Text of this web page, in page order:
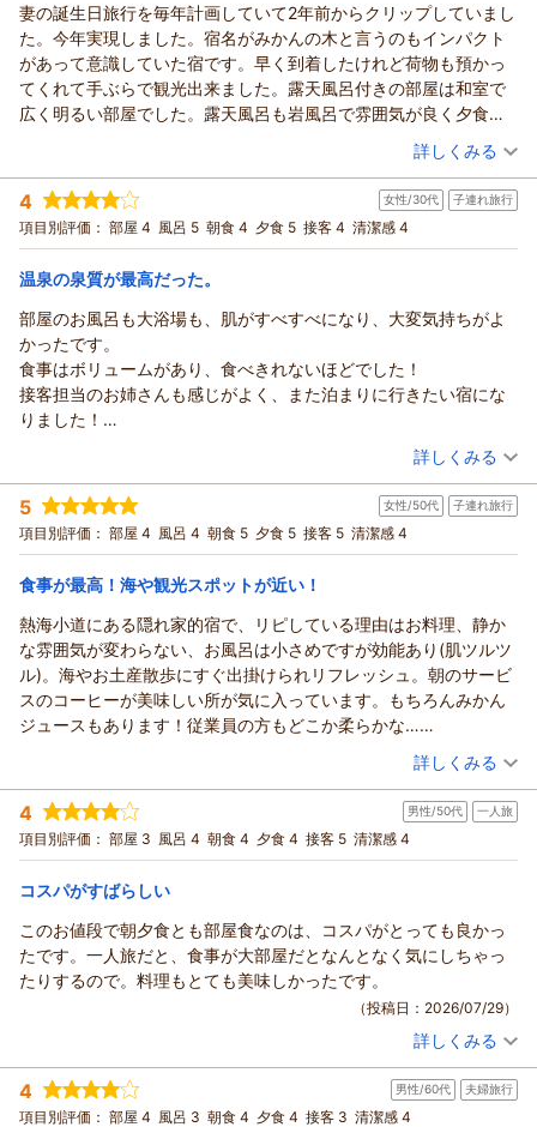
妻の誕生日旅行を毎年計画していて2年前からクリップしていまし
た。今年実現しました。宿名がみかんの木と言うのもインパクト
があって意識していた宿です。早く到着したけれど荷物も預かっ
てくれて手ぶらで観光出来ました。露天風呂付きの部屋は和室で
広く明るい部屋でした。露天風呂も岩風呂で雰囲気が良く夕食前
に2回も入りました。適温でゆっくり足を伸ばして気持ち良かった
です。夕食も部屋食で配膳の男の方もテキパキとこなしていて話
をしてもとてもソフトな話し方で好感持ちました。お刺身中心の
メニューで舟盛りの大漁旗には私どもの名前が書いてあり何枚も
写真を撮りました。朝食、夕食共に丁度良い量で大変美味しかっ
を引きました。スタッフさんの対応も優しく部屋に案内してくれ
た外国のスタッフの女性も日本語が上手でわかりやすかったで
す。2年前からクリップしておいて念願の宿泊が出来て尚且つスタ
ッフさんの対応や静かでゆっくり出来る部屋、美味しい食事、何
もかも大満足でした。妻も喜んでいたのでいい誕生日プレゼント
にもなりました。ありがとうございました。
（投稿日：2026/08/02）
宿泊時期： 2026年07月宿泊 (夫婦旅行)
投稿者： ひでさん(男性/60代)
宿泊プラン： 【お刺身好きのためのプラン】*鮮度抜群*のお刺身を豪華舟盛
りでたっぷり堪能！大漁旗付き♪【部屋食】
和室 朝・夕
宿泊価格帯： 24,001～25,000円(大人一人あたり/税込)
詳しくみる
4 女性/30代 子連れ旅行
項目別評価： 部屋 4 風呂 5 朝食 4 夕食 5 接客 4 清潔感 4
温泉の泉質が最高だった。
部屋のお風呂も大浴場も、肌がすべすべになり、大変気持ちがよ
かったです。
食事はボリュームがあり、食べきれないほどでした！
接客担当のお姉さんも感じがよく、また泊まりに行きたい宿にな
りました！
（投稿日：2026/07/31）
宿泊時期： 2026年07月宿泊 (子連れ旅行)
投稿者： ゆかちゃんさん
宿泊プラン： 【スタンダード料理】迷ったらコレ！当館名物《金目鯛の姿煮
付》基本料理を堪能★【お部屋食】
和室 朝・夕
朝/部屋出し
夕/部屋出し
詳しくみる
5 女性/50代 子連れ旅行
項目別評価： 部屋 4 風呂 4 朝食 5 夕食 5 接客 5 清潔感 4
食事が最高！海や観光スポットが近い！
熱海小道にある隠れ家的宿で、リピしている理由はお料理、静か
な雰囲気が変わらない、お風呂は小さめですが効能あり(肌ツルツ
ル)。海やお土産散歩にすぐ出掛けられリフレッシュ。朝のサービ
スのコーヒーが美味しい所が気に入っています。もちろんみかん
ジュースもあります！従業員の方もどこか柔らかな…
子どもが小さいときは、部屋風呂、部屋食で助かりました。実は
今も早めに予約して部屋食にしています。花火の日も泊まりたい
です。
（投稿日：2026/07/31）
宿泊時期： 2026年07月宿泊 (子連れ旅行)
投稿者： ラヴさん(女性/50代)
宿泊プラン： 【早期割60】【夕食・朝食安心のお部屋食】60日前までの早
期予約で最大7500円割引！！【スタンダード料理】
和室
朝・夕
朝/部屋出し
夕/部屋出し
詳しくみる
4 男性/50代 一人旅
項目別評価： 部屋 3 風呂 4 朝食 4 夕食 4 接客 5 清潔感 4
コスパがすばらしい
このお値段で朝夕食とも部屋食なのは、コスパがとっても良かっ
たです。一人旅だと、食事が大部屋だとなんとなく気にしちゃっ
たりするので。料理もとても美味しかったです。
（投稿日：2026/07/29）
投稿者： かずさん(男性/50代)
宿泊プラン： 【一人旅】【お部屋食】で絶品！【金目鯛の煮付け半身】を堪
能♪自分へのご褒美に♪【漁火の膳】
和室 朝・夕
朝/部屋出し
詳しくみる
4 男性/60代 夫婦旅行
項目別評価： 部屋 4 風呂 3 朝食 4 夕食 4 接客 3 清潔感 4